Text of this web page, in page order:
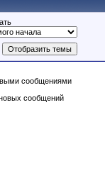
сообщениями
сообщений